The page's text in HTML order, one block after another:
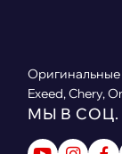
Оригинальные
Exeed, Chery,
МЫ В СОЦ.